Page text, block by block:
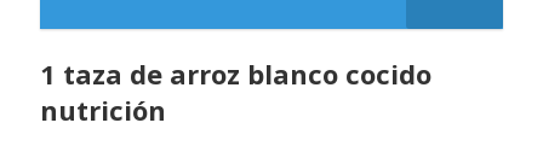
1 taza de arroz blanco cocido
nutrición